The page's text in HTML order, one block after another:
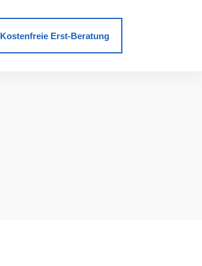
Kostenfreie Erst-Beratung